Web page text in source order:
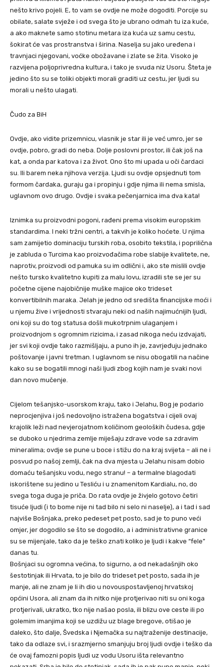
nešto krivo pojeli. E, to vam se ovdje ne može dogoditi. Porcije su
obilate, salate svježe i od svega što je ubrano odmah tu iza kuće,
a ako maknete samo stotinu metara iza kuća uz samu cestu,
šokirat će vas prostranstva i širina. Naselja su jako uređena i
travnjaci njegovani, voćke obožavane i zlate se žita. Visoko je
razvijena poljoprivredna kultura, i tako je svuda niz Usoru. Šteta je
jedino što su se toliki objekti morali graditi uz cestu, jer ljudi su
morali u nešto ulagati.
Čudo za BiH
Ovdje, ako vidite prizemnicu, vlasnik je star ili je već umro, jer se
ovdje, pobro, gradi do neba. Dolje poslovni prostor, ili čak još na
kat, a onda par katova i za život. Ono što mi upada u oči čardaci
su. Ili barem neka njihova verzija. Ljudi su ovdje opsjednuti tom
formom čardaka, guraju ga i propinju i gdje njima ili nema smisla,
uglavnom ovo drugo. Ovdje i svaka pečenjarnica ima dva kata!
Iznimka su proizvodni pogoni, rađeni prema visokim europskim
standardima. I neki tržni centri, a takvih je koliko hoćete. U njima
sam zamijetio dominaciju turskih roba, osobito tekstila, i poprilična
je zabluda o Turcima kao proizvođačima robe slabije kvalitete, ne,
naprotiv, proizvodi od pamuka su im odlični i, ako ste mislili ovdje
nešto tursko kvalitetno kupiti za malu lovu, izradili ste se jer su
početne cijene najobičnije muške majice oko trideset
konvertibilnih maraka. Jelah je jedno od središta financijske moći i
u njemu žive i vrijednosti stvaraju neki od naših najimućnijih ljudi,
oni koji su do tog statusa došli mukotrpnim ulaganjem i
proizvodnjom s ogromnim rizicima, i zasad nikoga neću izdvajati,
jer svi koji ovdje tako razmišljaju, a puno ih je, zavrjeđuju jednako
poštovanje i javni tretman. I uglavnom se nisu obogatili na načine
kako su se bogatili mnogi naši ljudi zbog kojih nam je svaki novi
dan novo mučenje.
Cijelom tešanjsko-usorskom kraju, tako i Jelahu, Bog je podario
neprocjenjiva i još nedovoljno istražena bogatstva i cijeli ovaj
krajolik leži nad nevjerojatnom količinom geoloških čudesa, gdje
se duboko u njedrima zemlje miješaju zdrave vode sa zdravim
mineralima; ovdje se pune u boce i stižu do na kraj svijeta – ali ne i
posvud po našoj zemlji, čak na dva mjesta u Jelahu nisam dobio
domaću tešanjsku vodu, nego stranu! – a termalne blagodati
iskorištene su jedino u Tesliću i u znamenitom Kardialu, no, do
svega toga duga je priča. Do rata ovdje je živjelo gotovo četiri
tisuće ljudi (i to bome nije ni tad bilo ni selo ni naselje), a i tad i sad
najviše Bošnjaka, preko pedeset pet posto, sad je to puno veći
omjer, jer dogodilo se što se dogodilo, a i administrativne granice
su se mijenjale, tako da je teško znati koliko je ljudi i kakve “fele”
danas tu.
Bošnjaci su ogromna većina, to sigurno, a od nekadašnjih oko
šestotinjak ili Hrvata, to je bilo do trideset pet posto, sada ih je
manje, ali ne znam je li ih dio u novouspostavljenoj hrvatskoj
općini Usora, ali znam da ih nitko nije protjerivao niti su oni koga
protjerivali, ukratko, tko nije našao posla, ili blizu ove ceste ili po
golemim imanjima koji se uzdižu uz blage bregove, otišao je
daleko, što dalje, Švedska i Njemačka su najtraženije destinacije,
tako da odlaze svi, i srazmjerno smanjuju broj ljudi ovdje i teško da
će ovaj famozni popis ljudi uz vodu Usoru išta relevantno